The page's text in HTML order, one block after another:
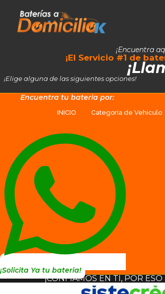
¡Encuentra
¡El Servicio #1 de
¡Elige alguna de las siguientes opciones!
Encuentra tu bateria por:
INICIO Categoría de Vehiculo
¡Solicita Ya tu bateria!
¡CONFIAMOS EN TI, POR